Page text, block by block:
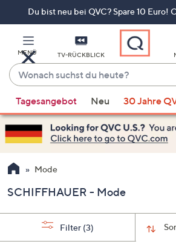
Du bist neu bei QVC? Spare 10 Euro!
MENÜ TV-RÜCKBLICK
Wonach
suchst
du
heute?
Vorschläge
verfügbar
sind,
verwenden
Sie
Pfeiltasten
nach
und
Tagesangebot Neu 30 Jahre
Mode
SCHIFFHAUER - Mode
Filter (3)